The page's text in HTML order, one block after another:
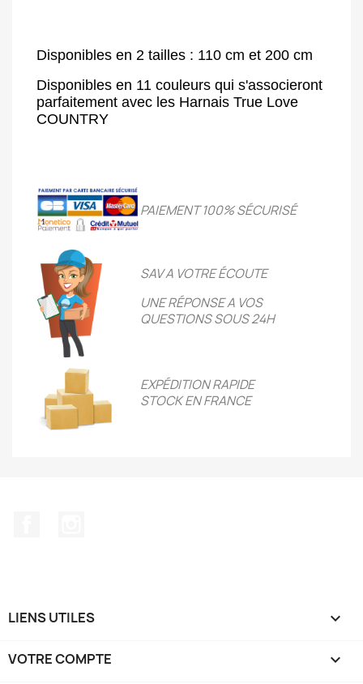
Disponibles en 2 tailles : 110 cm et 200 cm
Disponibles en 11 couleurs qui s'associeront
parfaitement avec les Harnais True Love
COUNTRY
PAIEMENT 100% SÉCURISÉ
SAV A VOTRE ÉCOUTE
UNE RÉPONSE A VOS
QUESTIONS SOUS 24H
EXPÉDITION RAPIDE
STOCK EN FRANCE
LIENS UTILES 
VOTRE COMPTE 